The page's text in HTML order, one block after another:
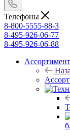
Телефоны
8-800-5555-88-3
8-495-926-06-77
8-495-926-06-88
Ассортимент